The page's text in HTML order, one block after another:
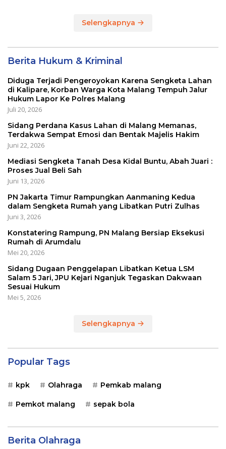
Selengkapnya
Berita Hukum & Kriminal
Diduga Terjadi Pengeroyokan Karena Sengketa Lahan
di Kalipare, Korban Warga Kota Malang Tempuh Jalur
Hukum Lapor Ke Polres Malang
Juli 20, 2026
Sidang Perdana Kasus Lahan di Malang Memanas,
Terdakwa Sempat Emosi dan Bentak Majelis Hakim
Juni 22, 2026
Mediasi Sengketa Tanah Desa Kidal Buntu, Abah Juari :
Proses Jual Beli Sah
Juni 13, 2026
PN Jakarta Timur Rampungkan Aanmaning Kedua
dalam Sengketa Rumah yang Libatkan Putri Zulhas
Juni 3, 2026
Konstatering Rampung, PN Malang Bersiap Eksekusi
Rumah di Arumdalu
Mei 20, 2026
Sidang Dugaan Penggelapan Libatkan Ketua LSM
Salam 5 Jari, JPU Kejari Nganjuk Tegaskan Dakwaan
Sesuai Hukum
Mei 5, 2026
Selengkapnya
Popular Tags
kpk Olahraga Pemkab malang
Pemkot malang sepak bola
Berita Olahraga